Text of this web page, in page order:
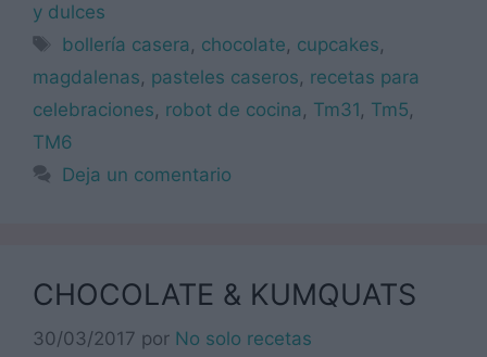
y dulces
Etiquetas
bollería casera , chocolate, cupcakes,
magdalenas, pasteles caseros, recetas para
celebraciones, robot de cocina , Tm31, Tm5,
TM6
Deja un comentario
CHOCOLATE & KUMQUATS
30/03/2017 por No solo recetas